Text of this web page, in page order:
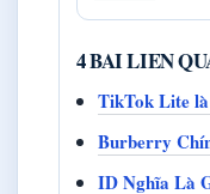
4 BAI LIEN
TikTok Lite
Burberry
ID Nghĩa Là